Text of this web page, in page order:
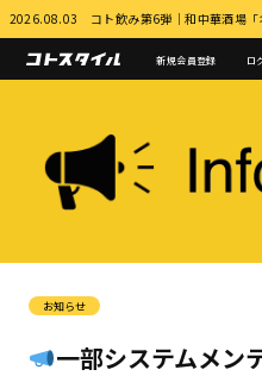
新規会員登録 ロ
お知らせ
一部システムメン